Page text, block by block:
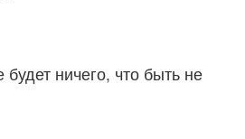
ничего, что быть не